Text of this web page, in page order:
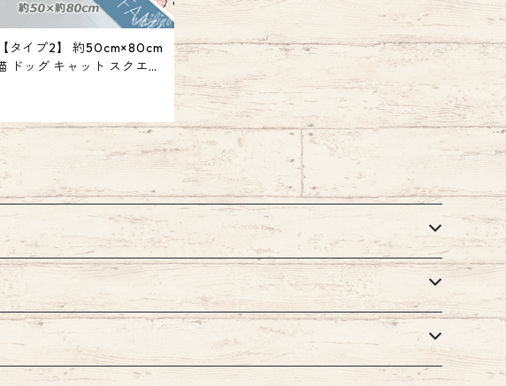
タイプ2】 約50cm×80cm
ドッグ キャット スクエア
カワイイ おしゃれ 滑り止
ペット エミリースタイル